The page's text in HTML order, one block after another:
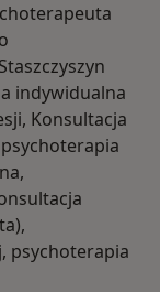
indywidualna
Konsultacja
psychoterapia